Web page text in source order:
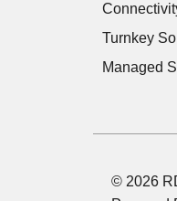
Turnkey
Managed
© 2026